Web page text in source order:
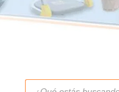
Búsqueda